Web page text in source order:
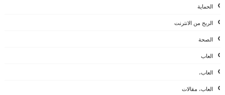
الحماية
الربح من الانترنت
الصحة
العاب
العاب،
العاب، مقالات